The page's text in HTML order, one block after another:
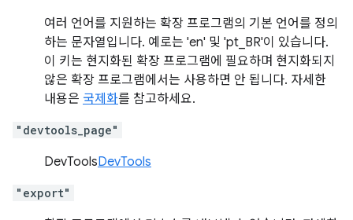
여러 언어를 지원하는 확장 프로그램의 기본 언어를 정의
하는 문자열입니다. 예로는 'en' 및 'pt_BR'이 있습니다.
이 키는 현지화된 확장 프로그램에 필요하며 현지화되지
않은 확장 프로그램에서는 사용하면 안 됩니다. 자세한
내용은 국제화를 참고하세요.
"devtools_page"
DevToolsDevTools
"export"